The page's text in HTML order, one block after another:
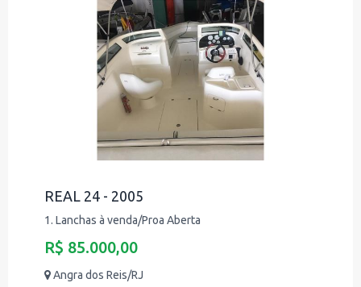
REAL 24 - 2005
1. Lanchas à venda/Proa Aberta
R$ 85.000,00
Angra dos Reis/RJ